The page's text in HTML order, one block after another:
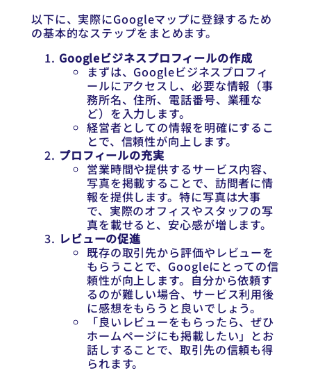
以下に、実際にGoogleマップに登録するため
の基本的なステップをまとめます。
Googleビジネスプロフィールの作成
まずは、Googleビジネスプロフィ
ールにアクセスし、必要な情報（事
務所名、住所、電話番号、業種な
ど）を入力します。
経営者としての情報を明確にするこ
とで、信頼性が向上します。
プロフィールの充実
営業時間や提供するサービス内容、
写真を掲載することで、訪問者に情
報を提供します。特に写真は大事
で、実際のオフィスやスタッフの写
真を載せると、安心感が増します。
レビューの促進
既存の取引先から評価やレビューを
もらうことで、Googleにとっての信
頼性が向上します。自分から依頼す
るのが難しい場合、サービス利用後
に感想をもらうと良いでしょう。
「良いレビューをもらったら、ぜひ
ホームページにも掲載したい」とお
話しすることで、取引先の信頼も得
られます。